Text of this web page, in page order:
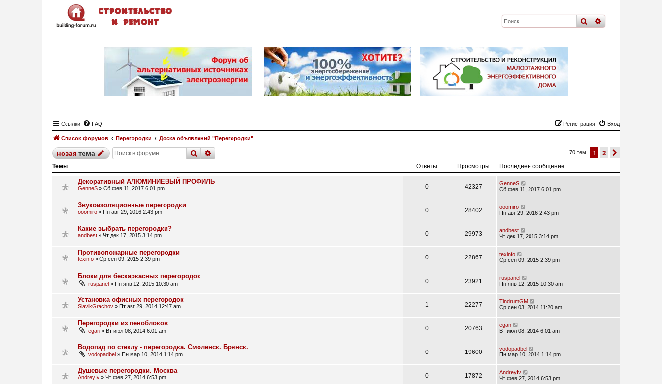
поискрасширенный
Ссылки FAQ Вход
Регистрация
Список форумов Перегородки Доска объявлений "Перегородки"
новаятема поискрасширенный 70 тем 1 2
Темы Ответы Просмотры Последнее сообщение
Декоративный АЛЮМИНИЕВЫЙ ПРОФИЛЬ
GenneS » Сб фев 11, 2017 6:01 pm 0 42327
GenneS
Сб фев 11, 2017 6:01 pm
Звукоизоляционные перегородки
ooomiro » Пн авг 29, 2016 2:43 pm 0 28402
ooomiro
Пн авг 29, 2016 2:43 pm
Какие выбрать перегородки?
andbest » Чт дек 17, 2015 3:14 pm 0 29973
andbest
Чт дек 17, 2015 3:14 pm
Противопожарные перегородки
texinfo » Ср сен 09, 2015 2:39 pm 0 22867
texinfo
Ср сен 09, 2015 2:39 pm
Блоки для бескаркасных перегородок
ruspanel » Пн янв 12, 2015 10:30 am 0 23921
ruspanel
Пн янв 12, 2015 10:30 am
Установка офисных перегородок
SlavikGrachov » Пт авг 29, 2014 12:47 am 1 22277
TindrumGM
Ср сен 03, 2014 11:20 am
Перегородки из пеноблоков
egan » Вт июл 08, 2014 6:01 am 0 20763
egan
Вт июл 08, 2014 6:01 am
Водопад по стеклу - перегородка. Смоленск. Брянск.
vodopadbel » Пн мар 10, 2014 1:14 pm 0 19600
vodopadbel
Пн мар 10, 2014 1:14 pm
Душевые перегородки. Москва
AndreyIv » Чт фев 27, 2014 6:53 pm 0 17872
AndreyIv
Чт фев 27, 2014 6:53 pm